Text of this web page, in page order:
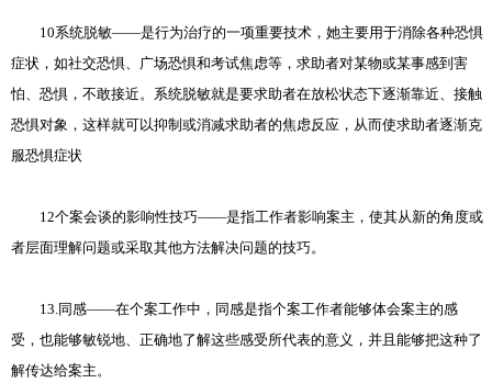
10系统脱敏——是行为治疗的一项重要技术，她主要用于消除各种恐惧
症状，如社交恐惧、广场恐惧和考试焦虑等，求助者对某物或某事感到害
怕、恐惧，不敢接近。系统脱敏就是要求助者在放松状态下逐渐靠近、接触
恐惧对象，这样就可以抑制或消减求助者的焦虑反应，从而使求助者逐渐克
服恐惧症状
12个案会谈的影响性技巧——是指工作者影响案主，使其从新的角度或
者层面理解问题或采取其他方法解决问题的技巧。
13.同感——在个案工作中，同感是指个案工作者能够体会案主的感
受，也能够敏锐地、正确地了解这些感受所代表的意义，并且能够把这种了
解传达给案主。